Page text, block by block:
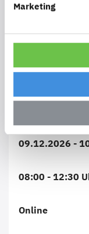
Marketing
09.12.2026 -
08:00 - 12:30
Online